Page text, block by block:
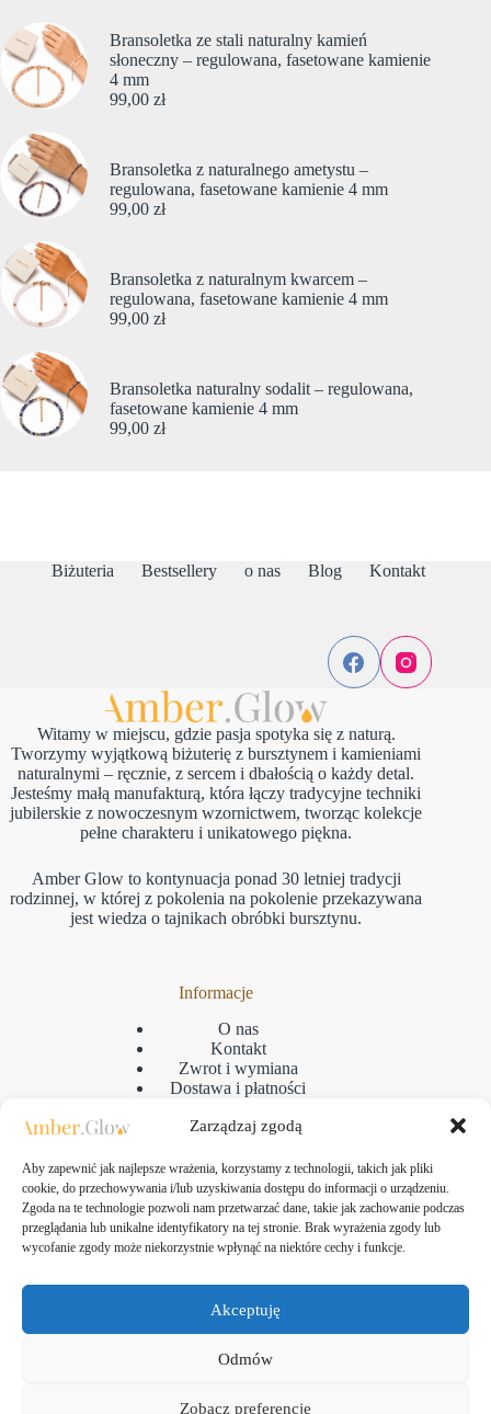
Zarządzaj zgodą
Aby zapewnić jak najlepsze wrażenia, korzystamy z technologii, takich jak pliki
cookie, do przechowywania i/lub uzyskiwania dostępu do informacji o urządzeniu.
Zgoda na te technologie pozwoli nam przetwarzać dane, takie jak zachowanie podczas
przeglądania lub unikalne identyfikatory na tej stronie. Brak wyrażenia zgody lub
wycofanie zgody może niekorzystnie wpłynąć na niektóre cechy i funkcje.
Akceptuję
Odmów
Zobacz preferencje
Bransoletka ze stali naturalny kamień
słoneczny – regulowana, fasetowane kamienie
4 mm
99,00 zł
Bransoletka z naturalnego ametystu –
regulowana, fasetowane kamienie 4 mm
99,00 zł
Bransoletka z naturalnym kwarcem –
regulowana, fasetowane kamienie 4 mm
99,00 zł
Bransoletka naturalny sodalit – regulowana,
fasetowane kamienie 4 mm
99,00 zł
Biżuteria Bestsellery o nas Blog Kontakt
Witamy w miejscu, gdzie pasja spotyka się z naturą.
Tworzymy wyjątkową biżuterię z bursztynem i kamieniami
naturalnymi – ręcznie, z sercem i dbałością o każdy detal.
Jesteśmy małą manufakturą, która łączy tradycyjne techniki
jubilerskie z nowoczesnym wzornictwem, tworząc kolekcje
pełne charakteru i unikatowego piękna.
Amber Glow to kontynuacja ponad 30 letniej tradycji
rodzinnej, w której z pokolenia na pokolenie przekazywana
jest wiedza o tajnikach obróbki bursztynu.
Informacje
O nas
Kontakt
Zwrot i wymiana
Dostawa i płatności
Regulamin
GPSR
Polityka plikow cookies
Kontakt
ul. Taborowa 10, 80-171 Gdańsk
NIP: 583-313-24-61
jewellery.amberglow@gmail.com